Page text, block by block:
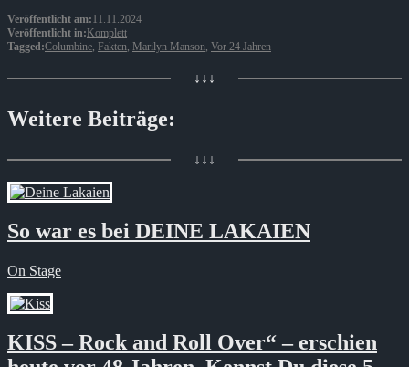
Veröffentlicht am:11.11.2024
Veröffentlicht in:Komplett
Tagged:Columbine, Fakten, Marilyn Manson, Vor 24 Jahren
↓↓↓
Weitere Beiträge:
↓↓↓
So war es bei DEINE LAKAIEN
On Stage
KISS – Rock and Roll Over“ – erschien